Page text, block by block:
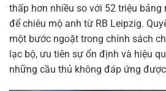
thấp hơn nhiều so với 52 triệu bảng
để chiêu mộ anh từ RB Leipzig.
một bước ngoặt trong chính sách
lạc bộ, ưu tiên sự ổn định và hiệu
những cầu thủ không đáp ứng